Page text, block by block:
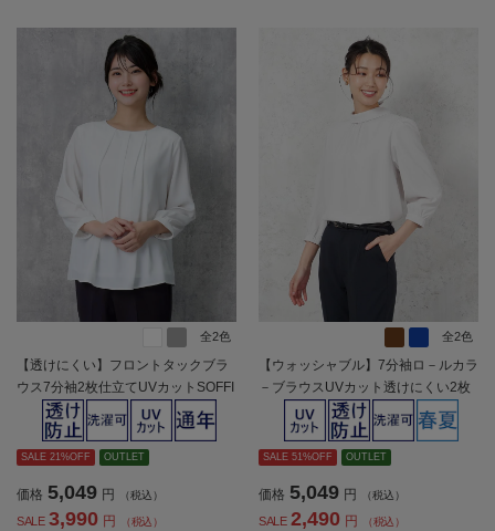
全2色
【透けにくい】フロントタックブラ
ウス7分袖2枚仕立てUVカットSOFFI
CE通年【レディース】
SALE 21%OFF OUTLET
価格 5,049 円 （税込）
SALE 3,990 円 （税込）
全2色
【ウォッシャブル】7分袖ロ－ルカラ
－ブラウスUVカット透けにくい2枚
仕立て無地SOFFICE春夏【レディー
SALE 51%OFF OUTLET
価格 5,049 円 （税込）
SALE 2,490 円 （税込）